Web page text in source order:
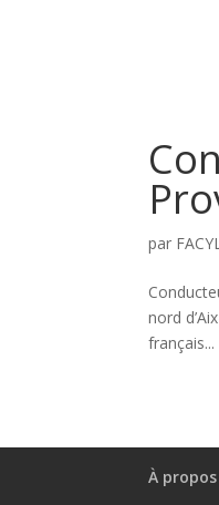
par
nord
français...
À propos